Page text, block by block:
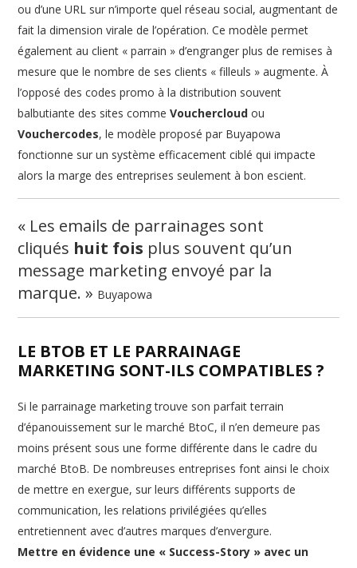
ou d’une URL sur n’importe quel réseau social, augmentant de
fait la dimension virale de l’opération. Ce modèle permet
également au client « parrain » d’engranger plus de remises à
mesure que le nombre de ses clients « filleuls » augmente. À
l’opposé des codes promo à la distribution souvent
balbutiante des sites commeVouchercloud ou
Vouchercodes, le modèle proposé par Buyapowa
fonctionne sur un système efficacement ciblé qui impacte
alors la marge des entreprises seulement à bon escient.
« Les emails de parrainages sont
cliqués huit fois plus souvent qu’un
message marketing envoyé par la
marque. » Buyapowa
LE BTOB ET LE PARRAINAGE
MARKETING SONT-ILS COMPATIBLES ?
Si le parrainage marketing trouve son parfait terrain
d’épanouissement sur le marché BtoC, il n’en demeure pas
moins présent sous une forme différente dans le cadre du
marché BtoB. De nombreuses entreprises font ainsi le choix
de mettre en exergue, sur leurs différents supports de
communication, les relations privilégiées qu’elles
entretiennent avec d’autres marques d’envergure.
Mettre en évidence une « Success-Story » avec un